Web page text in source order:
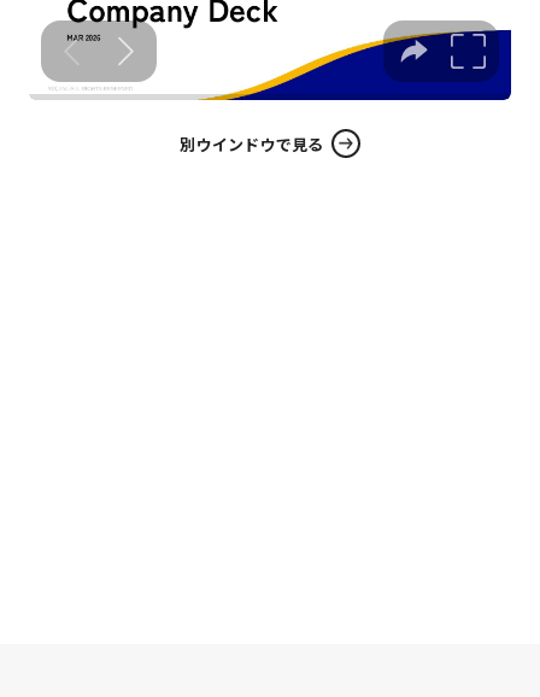
別ウインドウで見る